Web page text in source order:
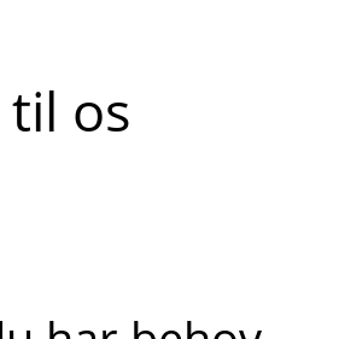
os